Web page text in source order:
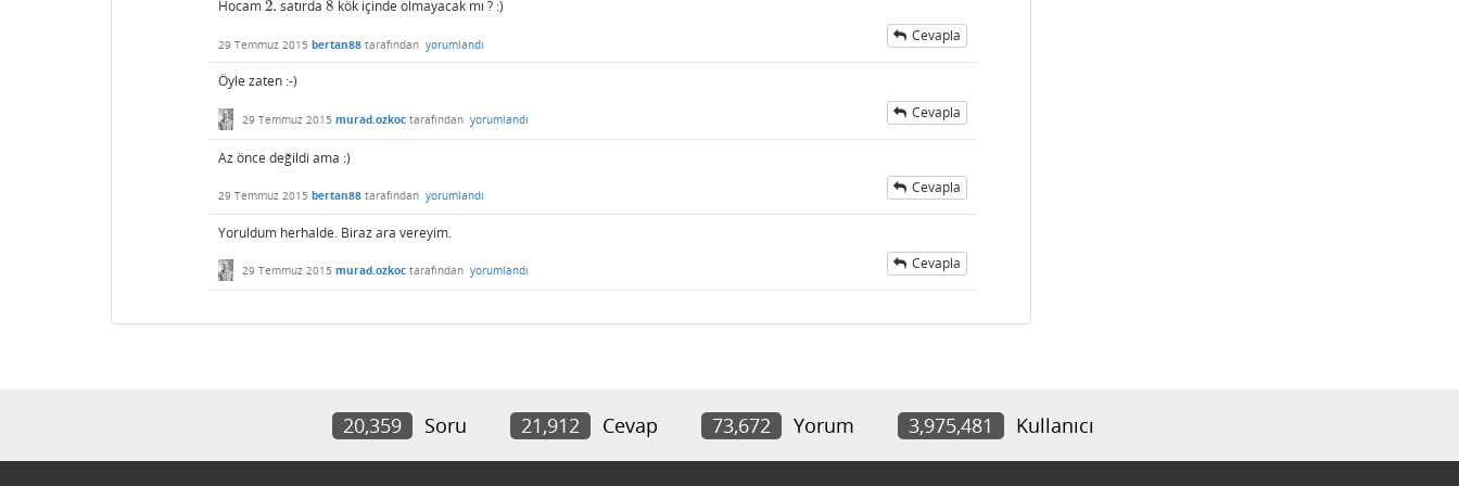
Hocam2.
2. satırda8
8 kök içinde olmayacak mı ? :)
29 Temmuz 2015 bertan88 tarafından yorumlandı Cevapla
Öyle zaten :-)
29 Temmuz 2015 murad.ozkoc tarafından yorumlandı Cevapla
Az önce değildi ama :)
29 Temmuz 2015 bertan88 tarafından yorumlandı Cevapla
Yoruldum herhalde. Biraz ara vereyim.
29 Temmuz 2015 murad.ozkoc tarafından yorumlandı Cevapla
20,359 Soru 21,912 Cevap 73,672 Yorum 3,975,481 Kullanıcı